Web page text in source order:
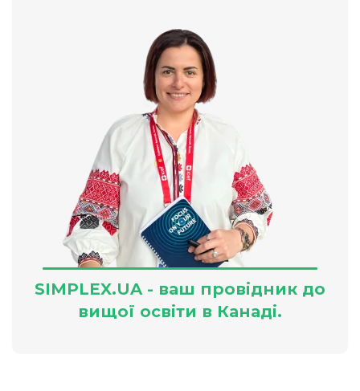
SIMPLEX.UA - ваш провідник до
вищої освіти в Канаді.